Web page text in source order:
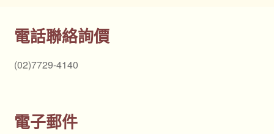
電話聯絡詢價
(02)7729-4140
電子郵件